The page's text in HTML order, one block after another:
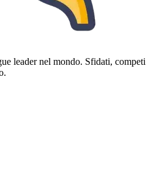
leader nel mondo. Sfidati, competi